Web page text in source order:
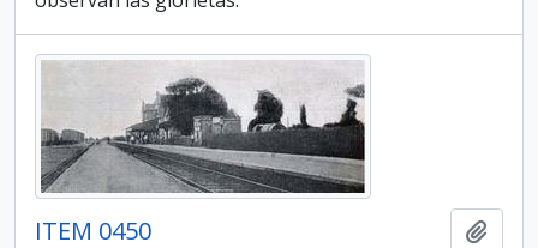
ITEM 0450